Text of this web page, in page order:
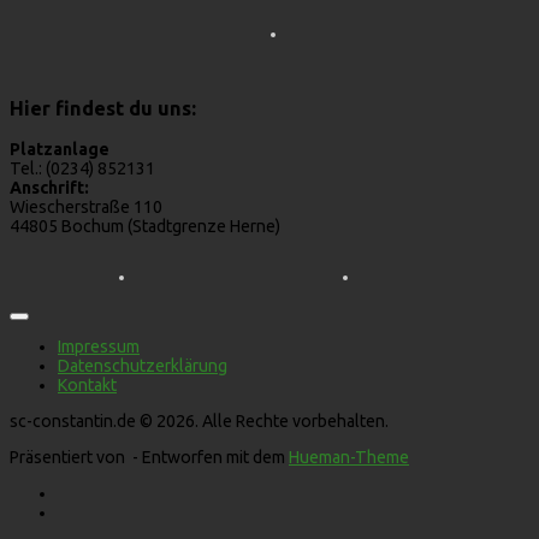
Hier findest du uns:
Platzanlage
Tel.: (0234) 852131
Anschrift:
Wiescherstraße 110
44805 Bochum (Stadtgrenze Herne)
Impressum
Datenschutzerklärung
Kontakt
sc-constantin.de © 2026. Alle Rechte vorbehalten.
Präsentiert von - Entworfen mit dem Hueman-Theme